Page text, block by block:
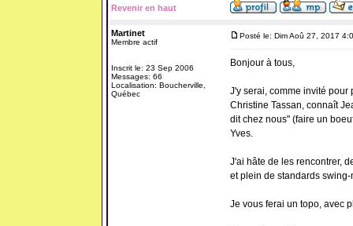
Revenir en haut
Martinet
Membre actif
Inscrit le: 23 Sep 2006
Messages: 66
Localisation: Boucherville,
Québec
Posté le: Dim Aoû 27, 2017
Bonjour à tous,
J'y serai, comme invité
Christine Tassan, connaît
dit chez nous" (faire un
Yves.
J'ai hâte de les rencontrer,
et plein de standards swing-
Je vous ferai un topo, avec